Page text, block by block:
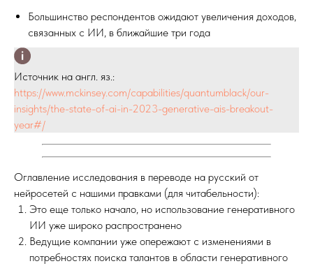
Большинство респондентов ожидают увеличения доходов,
связанных с ИИ, в ближайшие три года
Источник на англ. яз.:
https://www.mckinsey.com/capabilities/quantumblack/our-
insights/the-state-of-ai-in-2023-generative-ais-breakout-
year#/
Оглавление исследования в переводе на русский от
нейросетей с нашими правками (для читабельности):
Это еще только начало, но использование генеративного
ИИ уже широко распространено
Ведущие компании уже опережают с изменениями в
потребностях поиска талантов в области генеративного